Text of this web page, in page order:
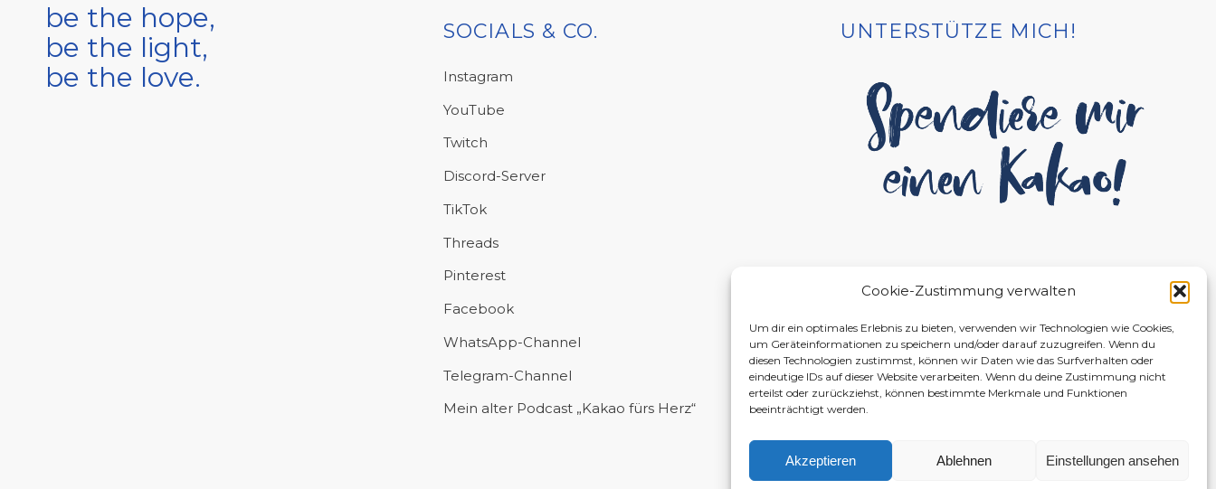
Cookie-Zustimmung verwalten
Um dir ein optimales Erlebnis zu bieten, verwenden wir Technologien wie Cookies,
um Geräteinformationen zu speichern und/oder darauf zuzugreifen. Wenn du
diesen Technologien zustimmst, können wir Daten wie das Surfverhalten oder
eindeutige IDs auf dieser Website verarbeiten. Wenn du deine Zustimmung nicht
erteilst oder zurückziehst, können bestimmte Merkmale und Funktionen
beeinträchtigt werden.
Akzeptieren Ablehnen Einstellungen ansehen
be the hope,
be the light,
be the love.
SOCIALS & CO.
Instagram
YouTube
Twitch
Discord-Server
TikTok
Threads
Pinterest
Facebook
WhatsApp-Channel
Telegram-Channel
Mein alter Podcast „Kakao fürs Herz“
UNTERSTÜTZE MICH!